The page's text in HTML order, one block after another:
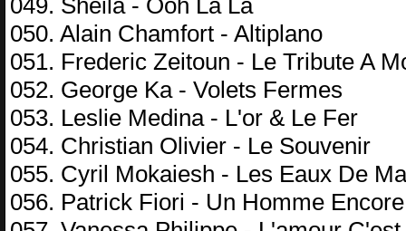
049. Sheila - Ooh La La
050. Alain Chamfort - Altiplano
051. Frederic Zeitoun - Le Tribute A
052. George Ka - Volets Fermes
053. Leslie Medina - L'or & Le Fer
054. Christian Olivier - Le Souvenir
055. Cyril Mokaiesh - Les Eaux De
056. Patrick Fiori - Un Homme Encore